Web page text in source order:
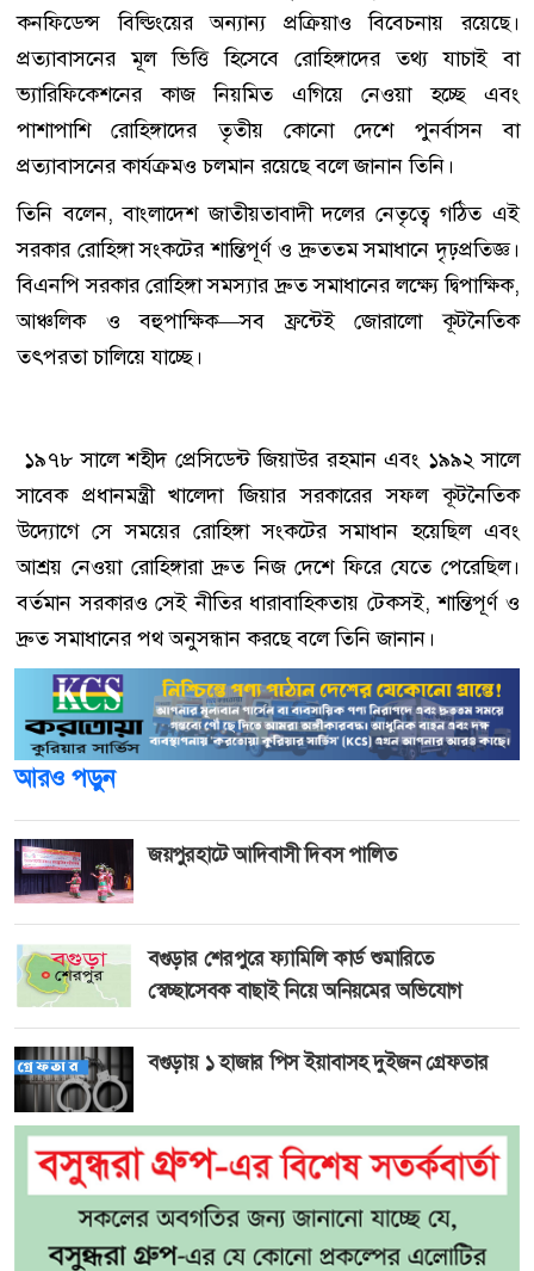
কনফিডেন্স বিল্ডিংয়ের অন্যান্য প্রক্রিয়াও বিবেচনায় রয়েছে।
প্রত্যাবাসনের মূল ভিত্তি হিসেবে রোহিঙ্গাদের তথ্য যাচাই বা
ভ্যারিফিকেশনের কাজ নিয়মিত এগিয়ে নেওয়া হচ্ছে এবং
পাশাপাশি রোহিঙ্গাদের তৃতীয় কোনো দেশে পুনর্বাসন বা
প্রত্যাবাসনের কার্যক্রমও চলমান রয়েছে বলে জানান তিনি।
তিনি বলেন, বাংলাদেশ জাতীয়তাবাদী দলের নেতৃত্বে গঠিত এই
সরকার রোহিঙ্গা সংকটের শান্তিপূর্ণ ও দ্রুততম সমাধানে দৃঢ়প্রতিজ্ঞ।
বিএনপি সরকার রোহিঙ্গা সমস্যার দ্রুত সমাধানের লক্ষ্যে দ্বিপাক্ষিক,
আঞ্চলিক ও বহুপাক্ষিক—সব ফ্রন্টেই জোরালো কূটনৈতিক
তৎপরতা চালিয়ে যাচ্ছে।
১৯৭৮ সালে শহীদ প্রেসিডেন্ট জিয়াউর রহমান এবং ১৯৯২ সালে
সাবেক প্রধানমন্ত্রী খালেদা জিয়ার সরকারের সফল কূটনৈতিক
উদ্যোগে সে সময়ের রোহিঙ্গা সংকটের সমাধান হয়েছিল এবং
আশ্রয় নেওয়া রোহিঙ্গারা দ্রুত নিজ দেশে ফিরে যেতে পেরেছিল।
বর্তমান সরকারও সেই নীতির ধারাবাহিকতায় টেকসই, শান্তিপূর্ণ ও
দ্রুত সমাধানের পথ অনুসন্ধান করছে বলে তিনি জানান।
আরও পড়ুন
জয়পুরহাটে আদিবাসী দিবস পালিত
বগুড়ার শেরপুরে ফ্যামিলি কার্ড শুমারিতে
স্বেচ্ছাসেবক বাছাই নিয়ে অনিয়মের অভিযোগ
বগুড়ায় ১ হাজার পিস ইয়াবাসহ দুইজন গ্রেফতার